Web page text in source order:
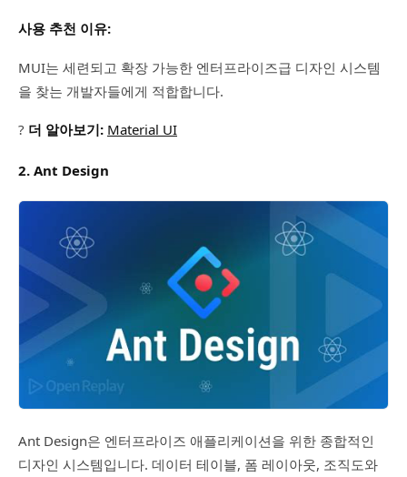
사용 추천 이유:
MUI는 세련되고 확장 가능한 엔터프라이즈급 디자인 시스템
을 찾는 개발자들에게 적합합니다.
? 더 알아보기: Material UI
2. Ant Design
Ant Design은 엔터프라이즈 애플리케이션을 위한 종합적인
디자인 시스템입니다. 데이터 테이블, 폼 레이아웃, 조직도와